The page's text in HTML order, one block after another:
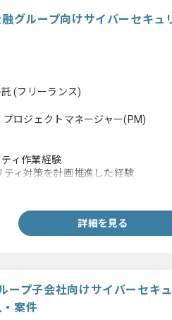
グループ向けサイバーセキュ
託(フリーランス)
ロジェクトマネージャー(PM)
ティ作業経験
ティ対策を計画推進した経験
詳細を見る
ープ子会社向けサイバーセキ
案件